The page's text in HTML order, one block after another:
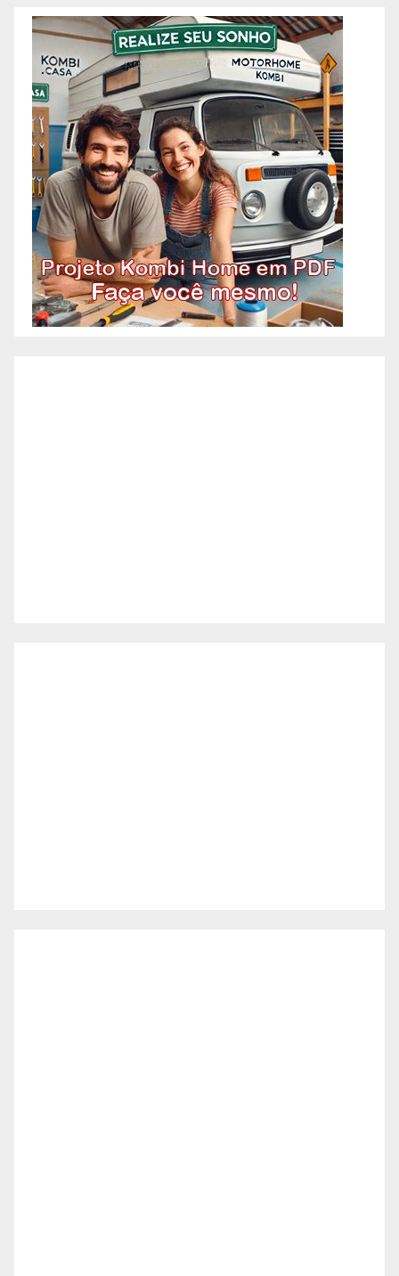
Horizonte | Reformas
Corporativas Comercial – Belo
Horizonte | Reformas
Corporativas Comerciais – Belo
Horizonte | Reformas
Corporativas Residenciais –
Belo Horizonte | Reformas
Corporativas Prédios – Belo
Horizonte | Reformas
Corporativas Condomínios
Comerciais – Belo